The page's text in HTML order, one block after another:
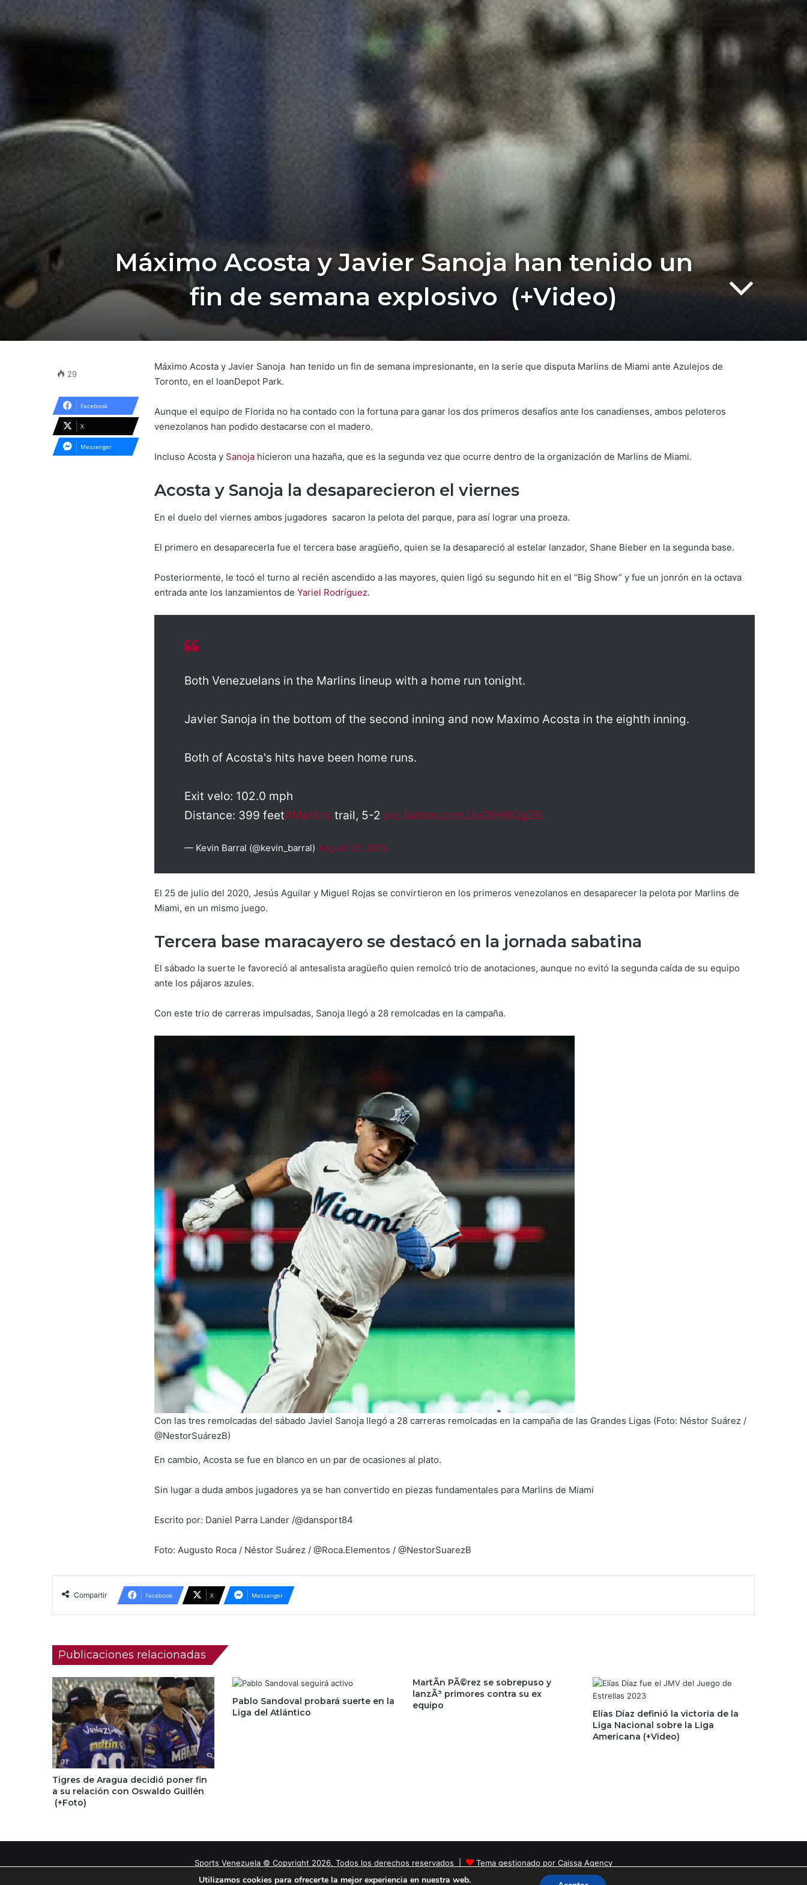
Máximo Acosta y Javier Sanoja han tenido un
fin de semana explosivo (+Video)
Máximo Acosta y Javier Sanoja han tenido un fin de semana impresionante, en la serie que disputa Marlins de Miami ante Azulejos de
Toronto, en el loanDepot Park.
Aunque el equipo de Florida no ha contado con la fortuna para ganar los dos primeros desafíos ante los canadienses, ambos peloteros
venezolanos han podido destacarse con el madero.
Incluso Acosta y Sanoja hicieron una hazaña, que es la segunda vez que ocurre dentro de la organización de Marlins de Miami.
Acosta y Sanoja la desaparecieron el viernes
En el duelo del viernes ambos jugadores sacaron la pelota del parque, para así lograr una proeza.
El primero en desaparecerla fue el tercera base aragüeño, quien se la desapareció al estelar lanzador, Shane Bieber en la segunda base.
Posteriormente, le tocó el turno al recién ascendido a las mayores, quien ligó su segundo hit en el “Big Show” y fue un jonrón en la octava
entrada ante los lanzamientos de Yariel Rodríguez.
Both Venezuelans in the Marlins lineup with a home run tonight.
Javier Sanoja in the bottom of the second inning and now Maximo Acosta in the eighth inning.
Both of Acosta's hits have been home runs.
Exit velo: 102.0 mph
Distance: 399 feet#Marlins trail, 5-2 pic.twitter.com/JuG9H9QgZ6
— Kevin Barral (@kevin_barral) August 23, 2025
El 25 de julio del 2020, Jesús Aguilar y Miguel Rojas se convirtieron en los primeros venezolanos en desaparecer la pelota por Marlins de
Miami, en un mismo juego.
Tercera base maracayero se destacó en la jornada sabatina
El sábado la suerte le favoreció al antesalista aragüeño quien remolcó trio de anotaciones, aunque no evitó la segunda caída de su equipo
ante los pájaros azules.
Con este trio de carreras impulsadas, Sanoja llegó a 28 remolcadas en la campaña.
Con las tres remolcadas del sábado Javiel Sanoja llegó a 28 carreras remolcadas en la campaña de las Grandes Ligas (Foto: Néstor Suárez /
@NestorSuárezB)
En cambio, Acosta se fue en blanco en un par de ocasiones al plato.
Sin lugar a duda ambos jugadores ya se han convertido en piezas fundamentales para Marlins de Miami
Escrito por: Daniel Parra Lander /@dansport84
Foto: Augusto Roca / Néstor Suárez / @Roca.Elementos / @NestorSuarezB
29
Facebook
X
Messenger
Compartir Facebook X Messenger
Publicaciones relacionadas
Tigres de Aragua decidió poner fin
a su relación con Oswaldo Guillén
(+Foto)
Pablo Sandoval probará suerte en la
Liga del Atlántico
MartÃ­n PÃ©rez se sobrepuso y
lanzÃ³ primores contra su ex
equipo
Elías Díaz definió la victoria de la
Liga Nacional sobre la Liga
Americana (+Video)
Sports Venezuela © Copyright 2026, Todos los derechos reservados |
Tema gestionado por Caissa Agency
Facebook
X YouTube
Instagram
Utilizamos cookies para ofrecerte la mejor experiencia en nuestra web.